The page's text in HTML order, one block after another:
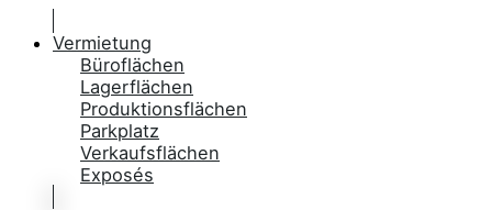
Vermietung
Büroflächen
Lagerflächen
Produktionsflächen
Parkplatz
Verkaufsflächen
Exposés